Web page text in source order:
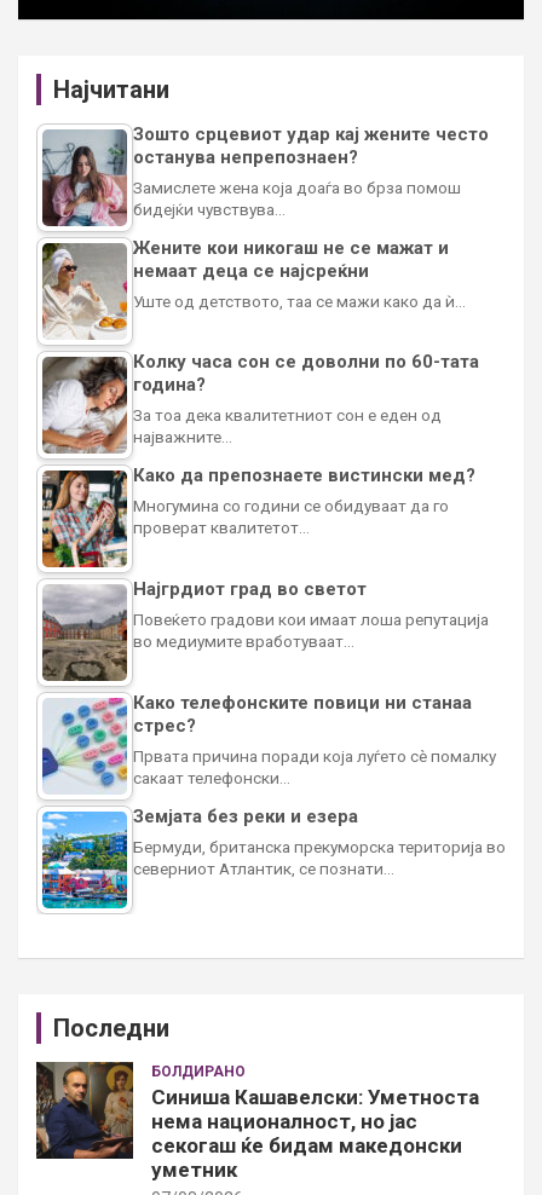
Најчитани
Зошто срцевиот удар кај жените често
останува непрепознаен?
Замислете жена која доаѓа во брза помош
бидејќи чувствува…
Жените кои никогаш не се мажат и
немаат деца се најсреќни
Уште од детството, таа се мажи како да ѝ…
Колку часа сон се доволни по 60-тата
година?
За тоа дека квалитетниот сон е еден од
најважните…
Како да препознаете вистински мед?
Многумина со години се обидуваат да го
проверат квалитетот…
Најгрдиот град во светот
Повеќето градови кои имаат лоша репутација
во медиумите вработуваат…
Како телефонските повици ни станаа
стрес?
Првата причина поради која луѓето сè помалку
сакаат телефонски…
Земјата без реки и езера
Бермуди, британска прекуморска територија во
северниот Атлантик, се познати…
Последни
БОЛДИРАНО
Синиша Кашавелски: Уметноста
нема националност, но јас
секогаш ќе бидам македонски
уметник